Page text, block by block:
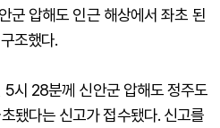
군 압해도 인근 해상에서 좌초 된
조했다.
시 28분께 신안군 압해도 정주도
됐다는 신고가 접수됐다. 신고를